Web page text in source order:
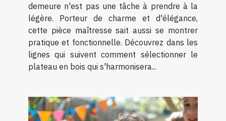
demeure n'est pas une tâche à prendre à la
légère. Porteur de charme et d'élégance,
cette pièce maîtresse sait aussi se montrer
pratique et fonctionnelle. Découvrez dans les
lignes qui suivent comment sélectionner le
plateau en bois qui s'harmonisera...